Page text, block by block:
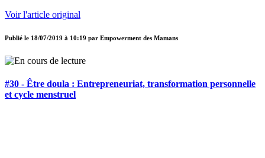
Voir l'article original
Publié le 18/07/2019 à 10:19 par Empowerment des Mamans
#30 - Être doula : Entrepreneuriat, transformation personnelle
et cycle menstruel